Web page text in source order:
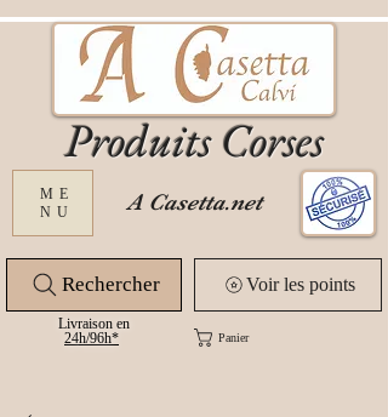
ME
NU
Produits Corses
Livraison en
24h/96h* Panier
Voir les points
A Casetta.net
Rechercher